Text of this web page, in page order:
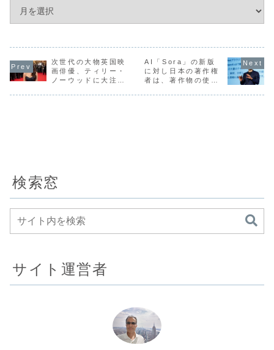
次世代の大物英国映
画俳優、ティリー・
ノーウッドに大注目
AI「Sora」の新版
に対し日本の著作権
者は、著作物の使用
検索窓
サイト運営者